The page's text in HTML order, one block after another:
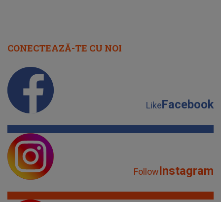
CONECTEAZĂ-TE CU NOI
LikeFacebook
FollowInstagram